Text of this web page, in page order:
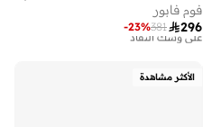
فوم فابور
296
381
-23%
توصيل مجاني
توصيل مجاني
الأكثر مشاهدة